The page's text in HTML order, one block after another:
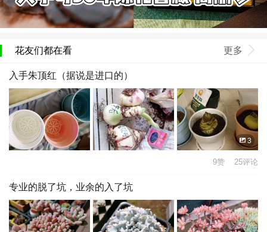
花友们都在看 更多
入手朱顶红（据说是进口的）
3
9赞 25评论
专业的脱了坑，业余的入了坑